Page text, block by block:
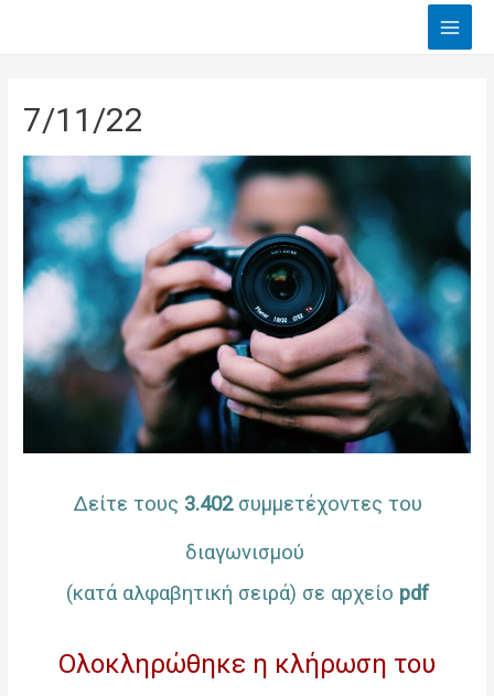
Main
7/11/22
Δείτε τους 3.402συμμετέχοντες του
διαγωνισμού
(κατά αλφαβητική σειρά) σε αρχείο pdf
Ολοκληρώθηκε η κλήρωση του